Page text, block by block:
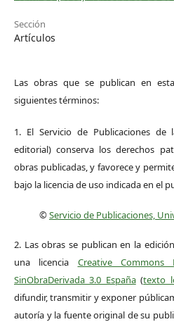
Sección
Artículos
Las obras que se publican en
siguientes términos:
1. El Servicio de Publicaciones
editorial) conserva los derechos
obras publicadas, y favorece y
bajo la licencia de uso indicada en el
©Servicio de Publicaciones,
2. Las obras se publican en la
una licencia Creative Commons
SinObraDerivada 3.0 España(texto
difundir, transmitir y exponer
autoría y la fuente original de su